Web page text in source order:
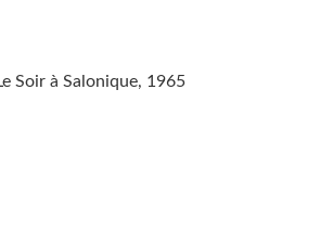
Soir à Salonique, 1965